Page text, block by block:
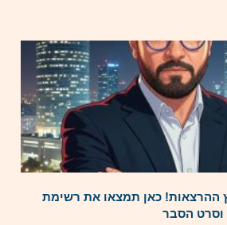
ההרצאות! כאן תמצאו את רשימת
וסרט הסבר